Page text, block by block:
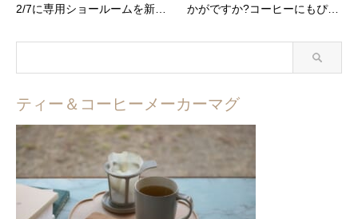
2/7に専用ショールームを新…
かがですか?コーヒーにもぴ…
ティー＆コーヒーメーカーマグ